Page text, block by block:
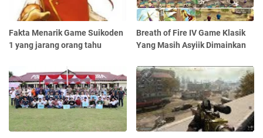
Fakta Menarik Game Suikoden
1 yang jarang orang tahu
Breath of Fire IV Game Klasik
Yang Masih Asyiik Dimainkan